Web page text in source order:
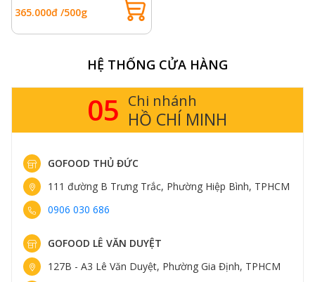
365.000đ /500g
HỆ THỐNG CỬA HÀNG
05 Chi nhánh
HỒ CHÍ MINH
GOFOOD THỦ ĐỨC
111 đường B Trưng Trắc, Phường Hiệp Bình, TPHCM
0906 030 686
GOFOOD LÊ VĂN DUYỆT
127B - A3 Lê Văn Duyệt, Phường Gia Định, TPHCM